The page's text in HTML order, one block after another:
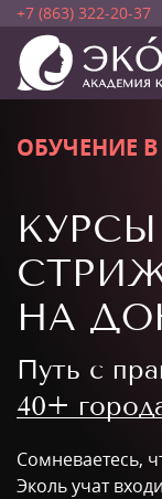
+7 (863) 322-20-37
ОБУЧЕНИЕ
НА
Путь с
40+
Сомневаетесь,
Эколь учат